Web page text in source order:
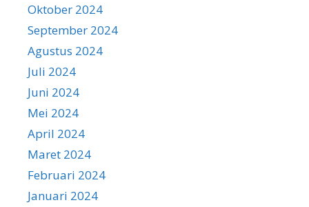
Oktober 2024
September 2024
Agustus 2024
Juli 2024
Juni 2024
Mei 2024
April 2024
Maret 2024
Februari 2024
Januari 2024